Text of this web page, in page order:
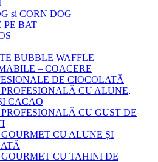
și CORN DOG
PE BAT
BUBBLE WAFFLE
– COACERE
DE CIOCOLATĂ
CU ALUNE,
CACAO
CU GUST DE
CU ALUNE ȘI
CU TAHINI DE